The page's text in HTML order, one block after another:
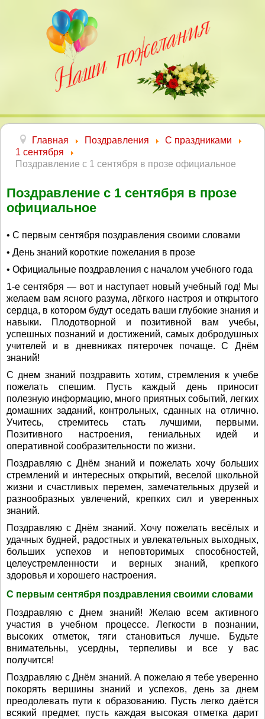
Главная Поздравления
С праздниками
1 сентября
Поздравление с 1 сентября в прозе официальное
Поздравление с 1 сентября в прозе
официальное
• С первым сентября поздравления своими словами
• День знаний короткие пожелания в прозе
• Официальные поздравления с началом учебного года
1-е сентября — вот и наступает новый учебный год! Мы
желаем вам ясного разума, лёгкого настроя и открытого
сердца, в котором будут оседать ваши глубокие знания и
навыки. Плодотворной и позитивной вам учебы,
успешных познаний и достижений, самых добродушных
учителей и в дневниках пятерочек почаще. С Днём
знаний!
С днем знаний поздравить хотим, стремления к учебе
пожелать спешим. Пусть каждый день приносит
полезную информацию, много приятных событий, легких
домашних заданий, контрольных, сданных на отлично.
Учитесь, стремитесь стать лучшими, первыми.
Позитивного настроения, гениальных идей и
оперативной сообразительности по жизни.
Поздравляю с Днём знаний и пожелать хочу больших
стремлений и интересных открытий, веселой школьной
жизни и счастливых перемен, замечательных друзей и
разнообразных увлечений, крепких сил и уверенных
знаний.
Поздравляю с Днём знаний. Хочу пожелать весёлых и
удачных будней, радостных и увлекательных выходных,
больших успехов и неповторимых способностей,
целеустремленности и верных знаний, крепкого
здоровья и хорошего настроения.
С первым сентября поздравления своими словами
Поздравляю с Днем знаний! Желаю всем активного
участия в учебном процессе. Легкости в познании,
высоких отметок, тяги становиться лучше. Будьте
внимательны, усердны, терпеливы и все у вас
получится!
Поздравляю с Днём знаний. А пожелаю я тебе уверенно
покорять вершины знаний и успехов, день за днем
преодолевать пути к образованию. Пусть легко даётся
всякий предмет, пусть каждая высокая отметка дарит